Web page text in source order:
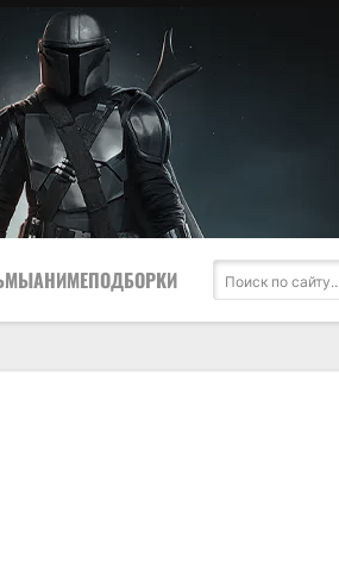
АНИМЕПОДБОРКИ